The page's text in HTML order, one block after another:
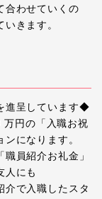
合わせていくの
きます。
進呈しています◆
円の「入職お祝
になります。
員紹介お礼金」
人にも
介で入職したスタ